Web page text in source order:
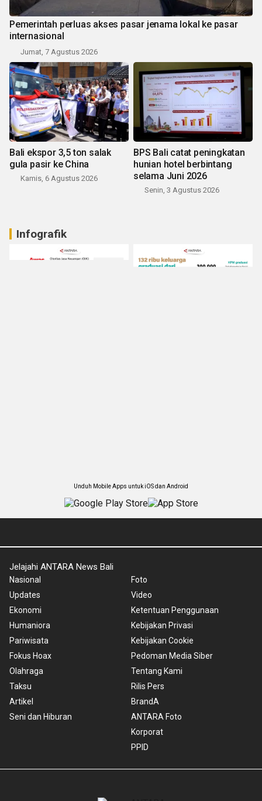
Pemerintah perluas akses pasar jenama lokal ke pasar
internasional
Jumat, 7 Agustus 2026
Bali ekspor 3,5 ton salak
gula pasir ke China
Kamis, 6 Agustus 2026
BPS Bali catat peningkatan
hunian hotel berbintang
selama Juni 2026
Senin, 3 Agustus 2026
Infografik
Unduh Mobile Apps untuk iOS dan Android
Jelajahi ANTARA News Bali
Nasional
Updates
Ekonomi
Humaniora
Pariwisata
Fokus Hoax
Olahraga
Taksu
Artikel
Seni dan Hiburan
Foto
Video
Ketentuan Penggunaan
Kebijakan Privasi
Kebijakan Cookie
Pedoman Media Siber
Tentang Kami
Rilis Pers
BrandA
ANTARA Foto
Korporat
PPID